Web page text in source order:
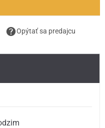
Opýtať sa predajcu